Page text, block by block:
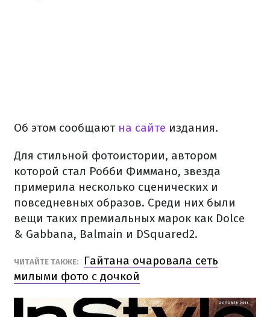
Об этом сообщают на сайте издания.
Для стильной фотоистории, автором
которой стал Робби Фиммано, звезда
примерила несколько сценических и
повседневных образов. Среди них были
вещи таких премиальных марок как Dolce
& Gabbana, Balmain и DSquared2.
ЧИТАЙТЕ ТАКЖЕ:
Гайтана очаровала сеть
милыми фото с дочкой